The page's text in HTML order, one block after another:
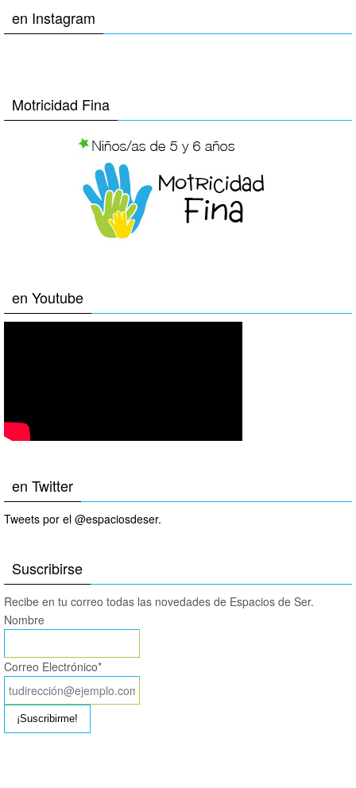
en Instagram
Motricidad Fina
en Youtube
en Twitter
Tweets por el @espaciosdeser.
Suscribirse
Recibe en tu correo todas las novedades de Espacios de Ser.
Nombre
Correo Electrónico*